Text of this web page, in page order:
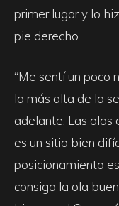
primer lugar y lo
pie derecho.
“Me sentí un poco
la más alta de la
adelante. Las olas
es un sitio bien
posicionamiento
consiga la ola